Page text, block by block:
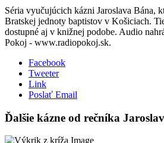
Séria vyučujúcich kázni Jaroslava Bána,
Bratskej jednoty baptistov v Košiciach.
dostupné aj v knižnej podobe. Audio
Pokoj - www.radiopokoj.sk.
Facebook
Tweeter
Link
Poslať Email
Ďalšie kázne od rečníka